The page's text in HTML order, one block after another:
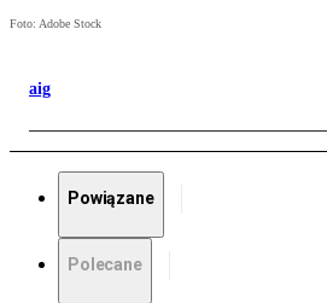
Foto: Adobe Stock
aig
Powiązane
Polecane